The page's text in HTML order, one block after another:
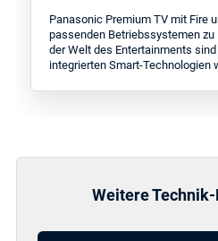
Panasonic Premium TV mit Fire
passenden Betriebssystemen
der Welt des Entertainments
integrierten Smart-Technologien
Weitere